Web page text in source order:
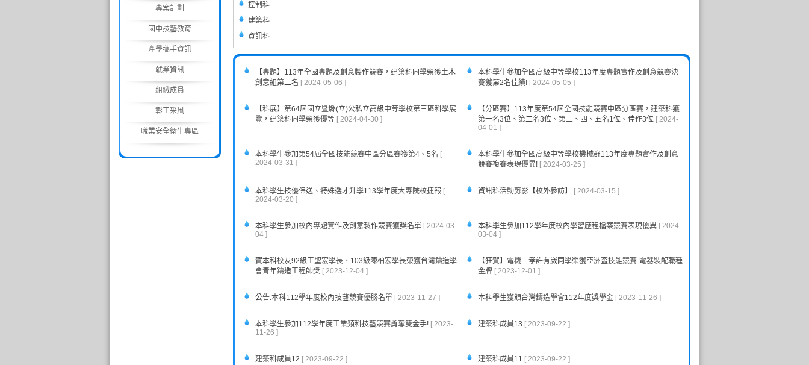
專案計劃
國中技藝教育
產學攜手資訊
就業資訊
組織成員
彰工采風
職業安全衛生專區
控制科
建築科
資訊科
【專題】113年全國專題及創意製作競賽，建築科同學榮獲土木
創意組第二名 [ 2024-05-06 ]
本科學生參加全國高級中等學校113年度專題實作及創意競賽決
賽獲第2名佳績! [ 2024-05-05 ]
【科展】第64屆國立暨縣(立)公私立高級中等學校第三區科學展
覽，建築科同學榮獲優等 [ 2024-04-30 ]
【分區賽】113年度第54屆全國技能競賽中區分區賽，建築科獲
第一名3位、第二名3位、第三、四、五名1位、佳作3位 [ 2024-
04-01 ]
本科學生參加第54屆全國技能競賽中區分區賽獲第4、5名 [
2024-03-31 ]
本科學生參加全國高級中等學校機械群113年度專題實作及創意
競賽複賽表現優異! [ 2024-03-25 ]
本科學生技優保送、特殊選才升學113學年度大專院校捷報 [
2024-03-20 ]
資訊科活動剪影【校外參訪】 [ 2024-03-15 ]
本科學生參加校內專題實作及創意製作競賽獲獎名單 [ 2024-03-
04 ]
本科學生參加112學年度校內學習歷程檔案競賽表現優異 [ 2024-
03-04 ]
賀本科校友92級王聖宏學長、103級陳柏宏學長榮獲台灣鑄造學
會青年鑄造工程師獎 [ 2023-12-04 ]
【狂賀】電機一孝許有崴同學榮獲亞洲盃技能競賽-電器裝配職種
金牌 [ 2023-12-01 ]
公告:本科112學年度校內技藝競賽優勝名單 [ 2023-11-27 ] 本科學生獲頒台灣鑄造學會112年度獎學金 [ 2023-11-26 ]
本科學生參加112學年度工業類科技藝競賽勇奪雙金手! [ 2023-
11-26 ]
建築科成員13 [ 2023-09-22 ]
建築科成員12 [ 2023-09-22 ] 建築科成員11 [ 2023-09-22 ]